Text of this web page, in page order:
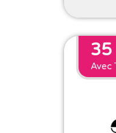
35
Avec